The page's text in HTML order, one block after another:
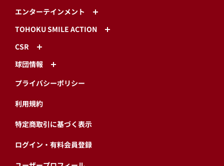
エンターテインメント
TOHOKU SMILE ACTION
CSR
球団情報
プライバシーポリシー
利用規約
特定商取引に基づく表示
ログイン・有料会員登録